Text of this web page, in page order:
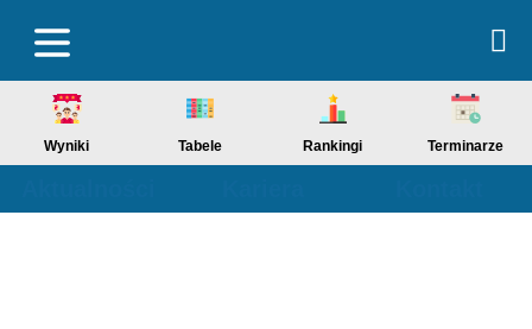
Wyniki Tabele Rankingi Terminarze